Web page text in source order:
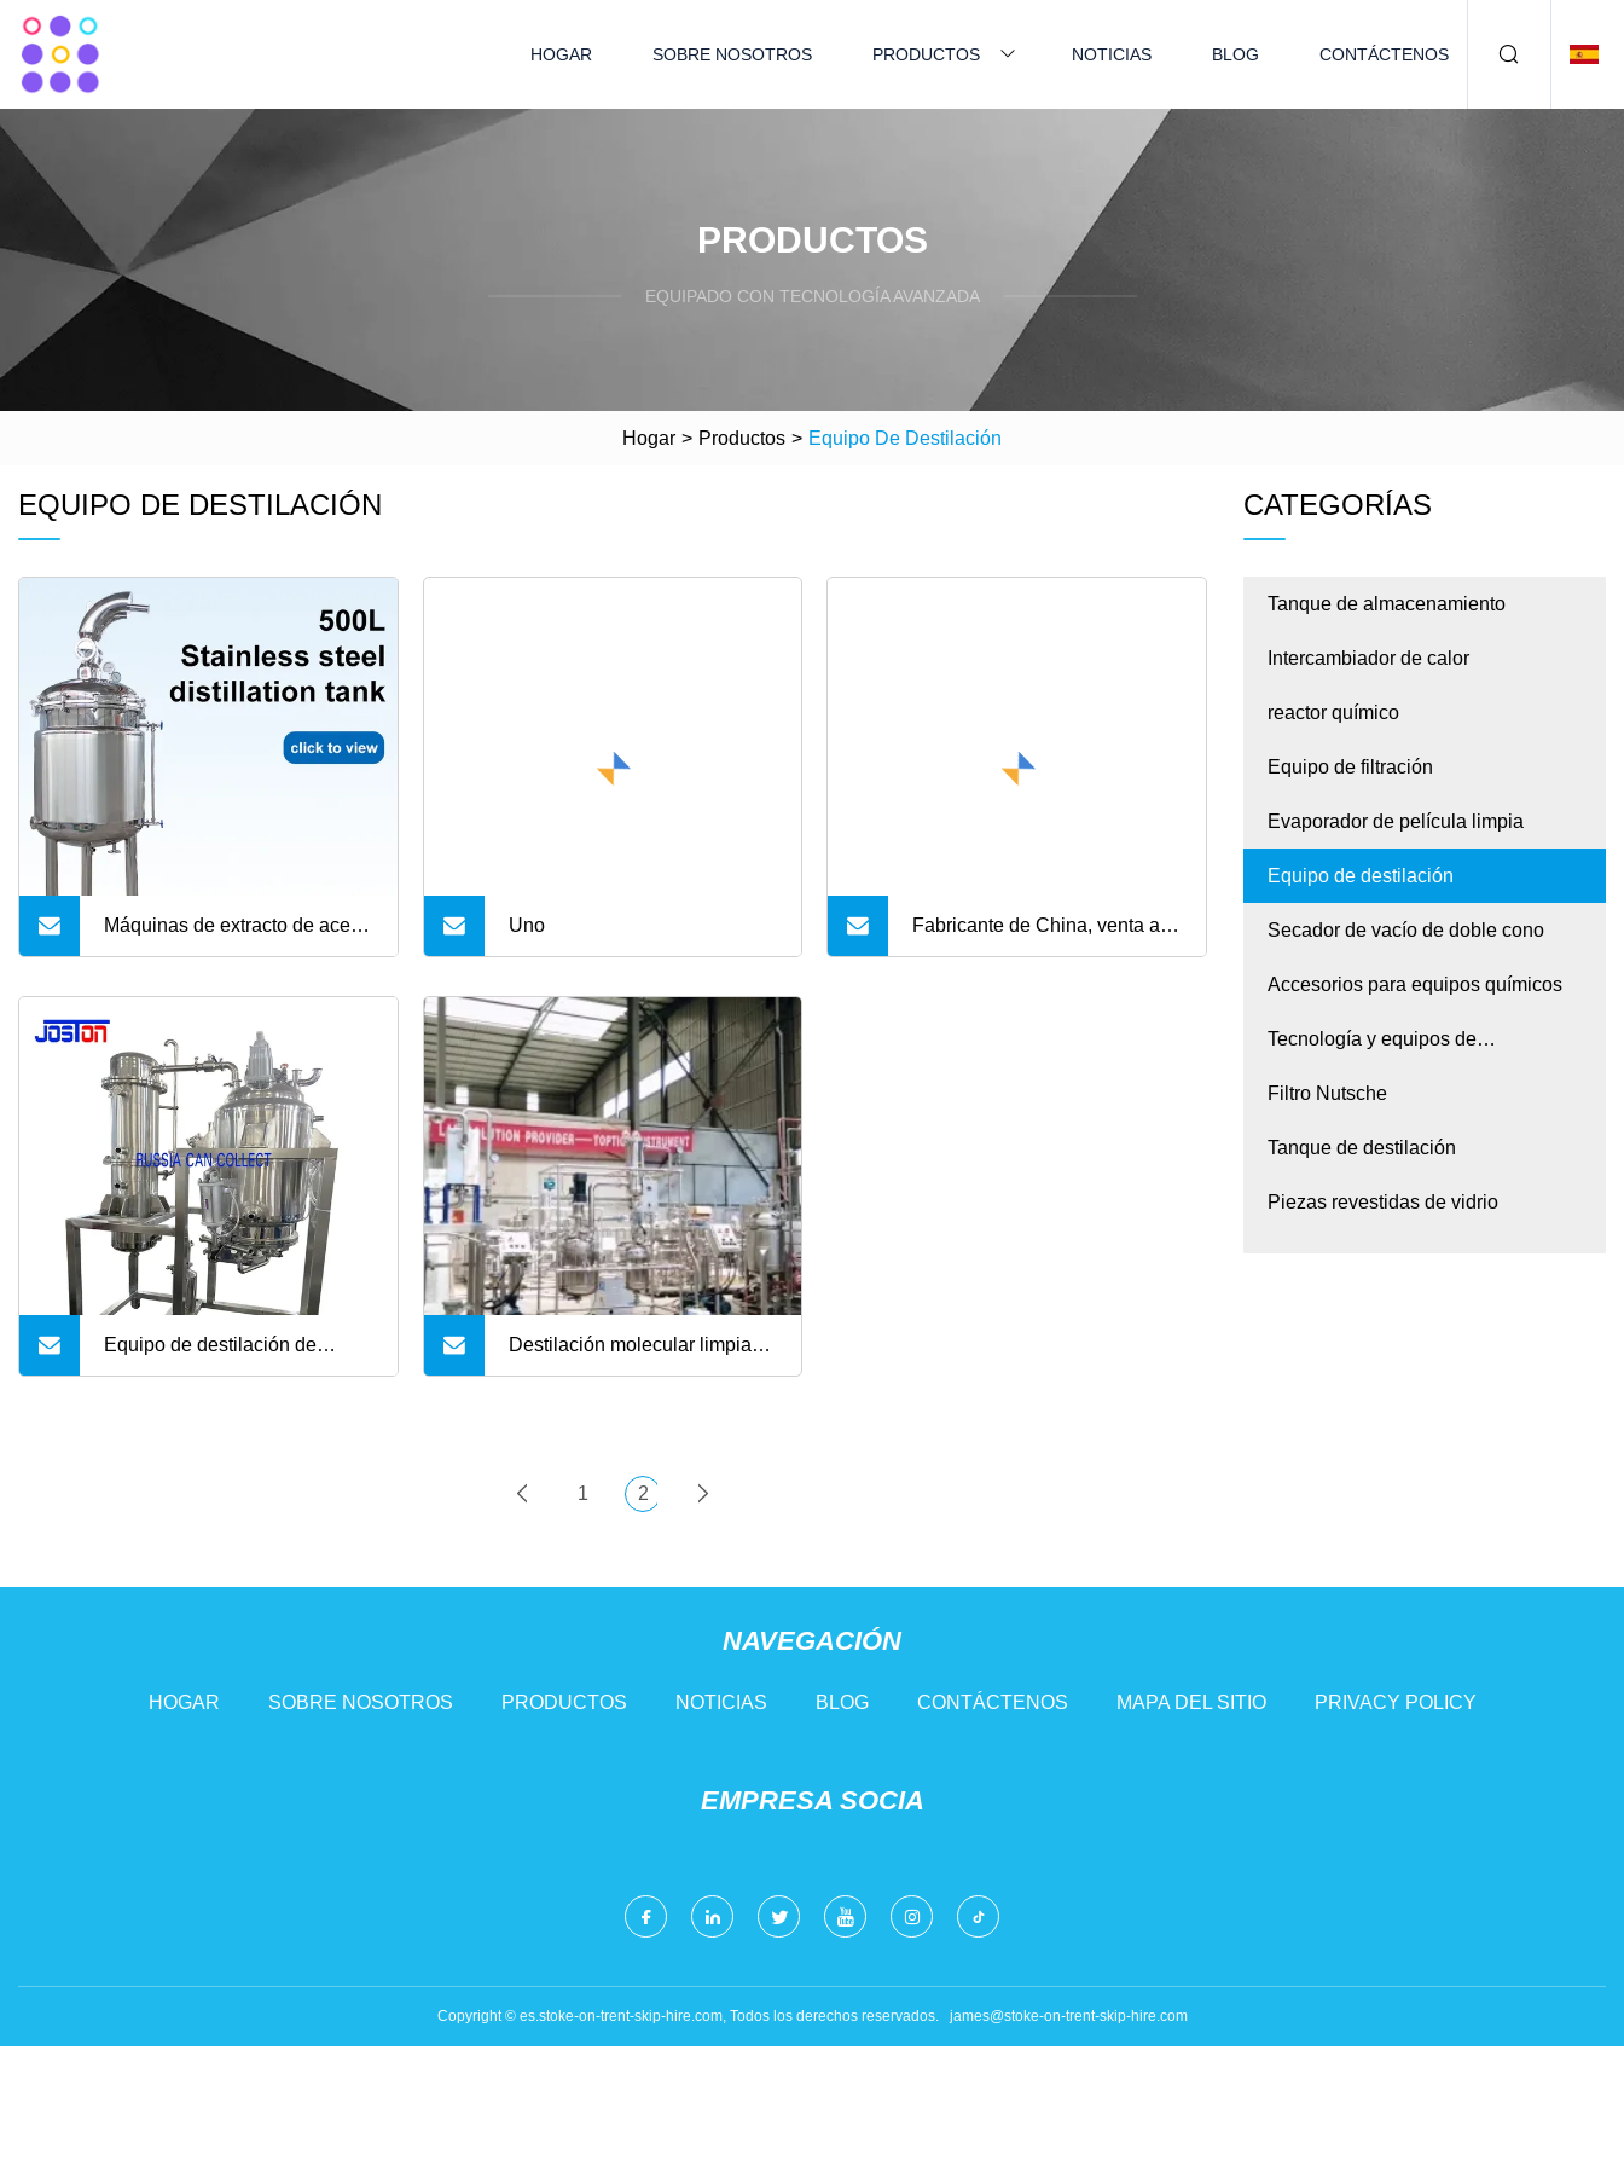
HOGAR SOBRE NOSOTROS PRODUCTOS NOTICIAS BLOG CONTÁCTENOS
PRODUCTOS
EQUIPADO CON TECNOLOGÍA AVANZADA
Hogar > Productos > Equipo De Destilación
EQUIPO DE DESTILACIÓN
Máquinas de extracto de aceite
destilación de vapor de aceite
esencial de planta
Uno Fabricante de China, venta al
Equipo de destilación de Destilación molecular limpiada
1 2
CATEGORÍAS
Tanque de almacenamiento
Intercambiador de calor
reactor químico
Equipo de filtración
Evaporador de película limpia
Equipo de destilación
Secador de vacío de doble cono
Accesorios para equipos químicos
Tecnología y equipos de
microrreactores
Filtro Nutsche
Tanque de destilación
Piezas revestidas de vidrio
NAVEGACIÓN
HOGAR SOBRE NOSOTROS PRODUCTOS NOTICIAS BLOG CONTÁCTENOS MAPA DEL SITIO PRIVACY POLICY
EMPRESA SOCIA
Copyright © es.stoke-on-trent-skip-hire.com, Todos los derechos reservados. james@stoke-on-trent-skip-hire.com